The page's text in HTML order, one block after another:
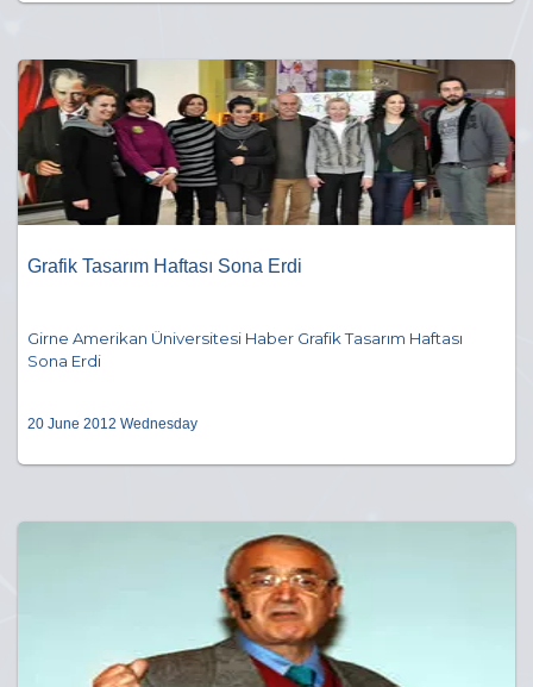
Grafik Tasarım Haftası Sona Erdi
Girne Amerikan Üniversitesi Haber Grafik Tasarım Haftası
Sona Erdi
20 June 2012 Wednesday